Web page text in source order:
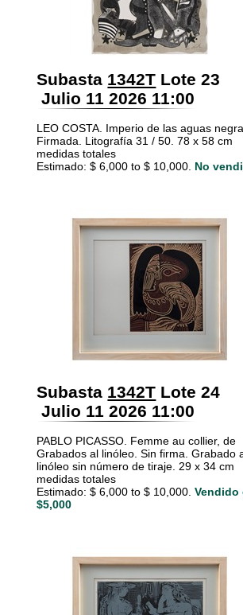
Subasta 1342T Lote 23
Julio 11 2026 11:00
LEO COSTA. Imperio de las aguas
Firmada. Litografía 31 / 50. 78 x 58 cm
medidas totales
Estimado: $ 6,000 to $ 10,000. No
Subasta 1342T Lote 24
Julio 11 2026 11:00
PABLO PICASSO. Femme au collier, de
Grabados al linóleo. Sin firma. Grabado
linóleo sin número de tiraje. 29 x 34 cm
medidas totales
Estimado: $ 6,000 to $ 10,000. Vendido
$5,000